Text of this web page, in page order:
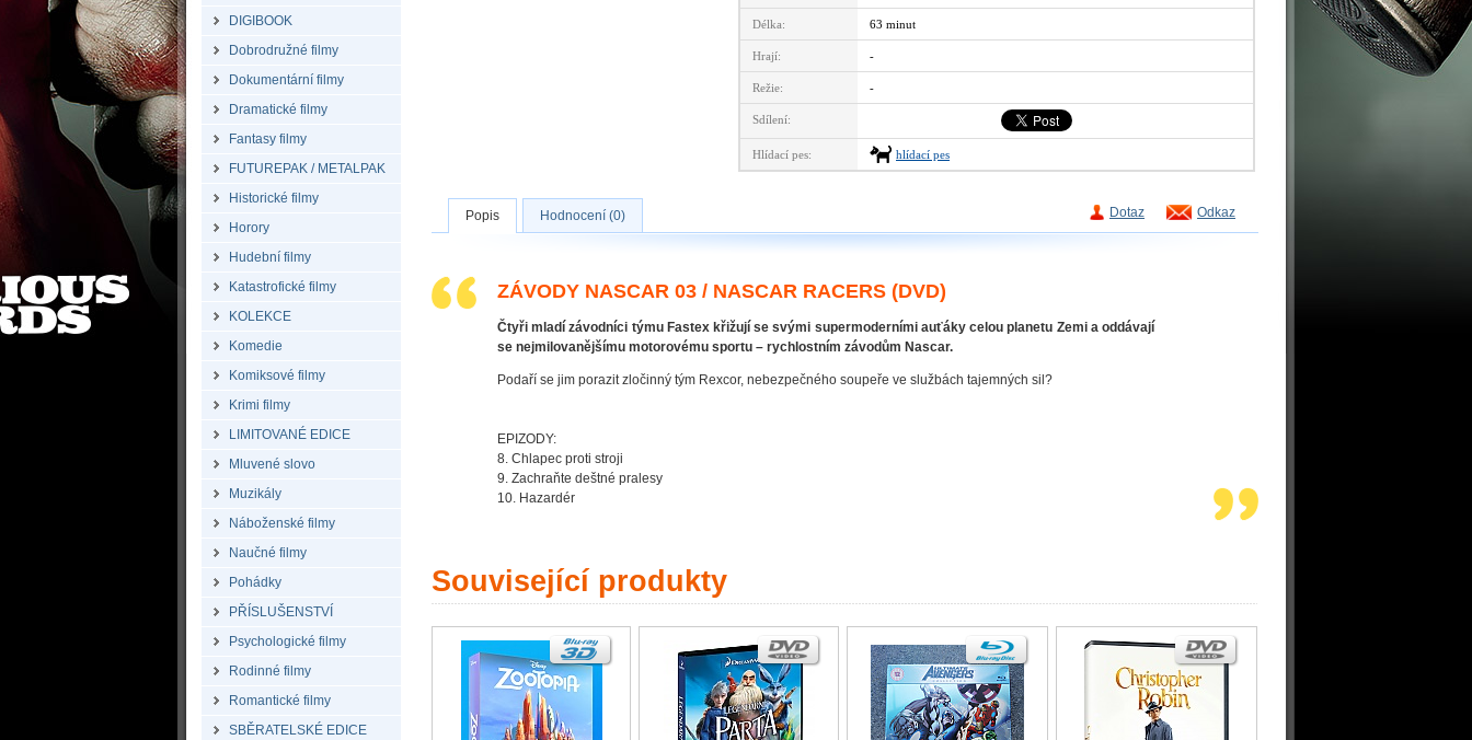
DIGIBOOK
Dobrodružné filmy
Dokumentární filmy
Dramatické filmy
Fantasy filmy
FUTUREPAK / METALPAK
Historické filmy
Horory
Hudební filmy
Katastrofické filmy
KOLEKCE
Komedie
Komiksové filmy
Krimi filmy
LIMITOVANÉ EDICE
Mluvené slovo
Muzikály
Náboženské filmy
Naučné filmy
Pohádky
PŘÍSLUŠENSTVÍ
Psychologické filmy
Rodinné filmy
Romantické filmy
SBĚRATELSKÉ EDICE
Délka: 63 minut
Hrají: -
Režie: -
Sdílení:
Hlídací pes: hlídací pes
Dotaz Odkaz
Popis Hodnocení (0)
ZÁVODY NASCAR 03 / NASCAR RACERS (DVD)
Čtyři mladí závodníci týmu Fastex křižují se svými supermoderními auťáky celou planetu Zemi a oddávají
se nejmilovanějšímu motorovému sportu – rychlostním závodům Nascar.
Podaří se jim porazit zločinný tým Rexcor, nebezpečného soupeře ve službách tajemných sil?
EPIZODY:
8. Chlapec proti stroji
9. Zachraňte deštné pralesy
10. Hazardér
Související produkty